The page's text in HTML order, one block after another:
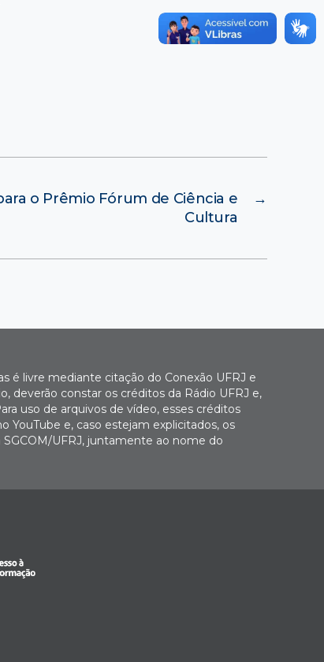
→
o Prêmio Fórum de Ciência e
Cultura
é livre mediante citação do Conexão UFRJ e
deverão constar os créditos da Rádio UFRJ e,
uso de arquivos de vídeo, esses créditos
YouTube e, caso estejam explicitados, os
UFRJ, juntamente ao nome do